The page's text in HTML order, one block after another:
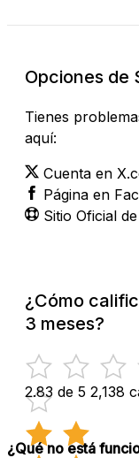
Opciones de
Tienes
aquí:
Cuenta en
Página en
Sitio Oficial
¿Cómo
3 meses?
2.83 de 5 2,138
¿Qué no está